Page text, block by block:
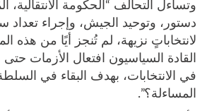
وتساءل التحالف “الحكومة الانتقالية،
دستور، وتوحيد الجيش، وإجراء تعداد
لانتخاباتٍ نزيهة، لم تُنجز أيًا من هذه
القادة السياسيون افتعال الأزمات
في الانتخابات، بهدف البقاء في
المساءلة؟”.